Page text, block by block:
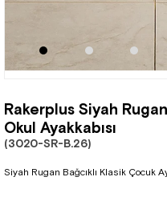
Rakerplus Siyah
Okul Ayakkabısı
(3020-SR-B.26)
Siyah Rugan Bağcıklı Klasik Çocuk